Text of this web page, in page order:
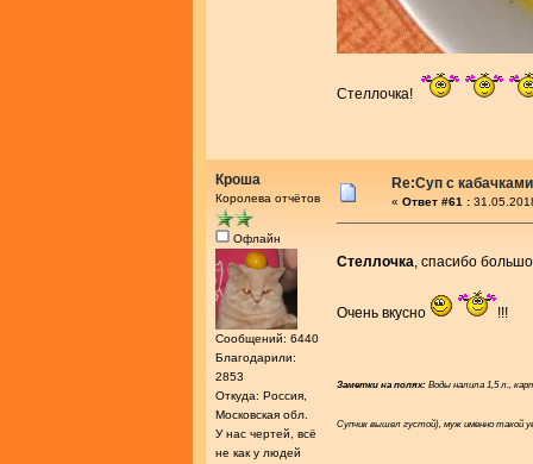
Стеллочка!
Кроша
Королева отчётов
Офлайн
Сообщений: 6440
Благодарили:
2853
Откуда: Россия,
Московская обл.
У нас чертей, всё
не как у людей
Re:Суп с
« Ответ #61 :
Стеллочка, спасибо
Очень вкусно !!!
Заметки на полях: Воды налила 1,5 л.,
Супчик вышел густой), муж именно такой